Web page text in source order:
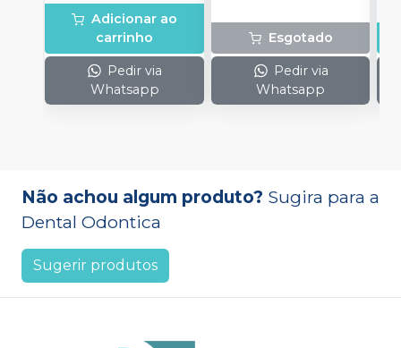
Adicionar ao
carrinho
Pedir via
Whatsapp
Esgotado
Pedir via
Whatsapp
Não achou algum produto? Sugira para a
Dental Odontica
Sugerir produtos